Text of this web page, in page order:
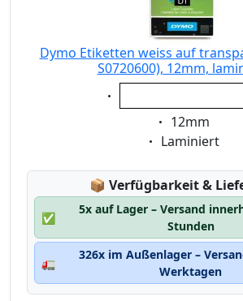
Dymo Etiketten weiss auf
S0720600), 12mm,
Eigenschaft:
Eigenschaft:
12mm
Eigenschaft:
Laminiert
📦 Lagerstatus:
Verfügbarkeit &
✅
5x auf Lager – Versand
Stunden
🚛
326x im Außenlager –
Werktagen